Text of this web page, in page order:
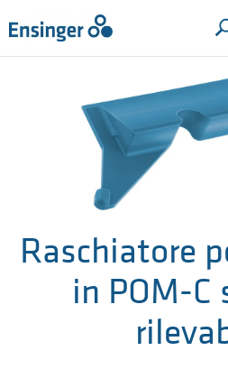
LA TUA RICHIESTA
Pagina
iniziale
Raschiatore
in POM-C